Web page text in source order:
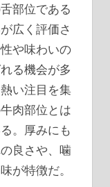
部位である
広く評価さ
や味わいの
る機会が多
い注目を集
肉部位とは
。厚みにも
良さや、噛
が特徴だ。